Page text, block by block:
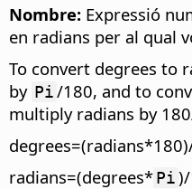
Nombre: Expressió
en radians per al qual
To convert degrees to
by Pi/180, and to
multiply radians by
radians=(degrees*Pi